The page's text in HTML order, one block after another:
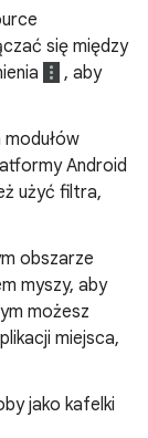
się między
, aby
Android
użyć filtra,
obszarze
myszy, aby
możesz
miejsca,
jako kafelki